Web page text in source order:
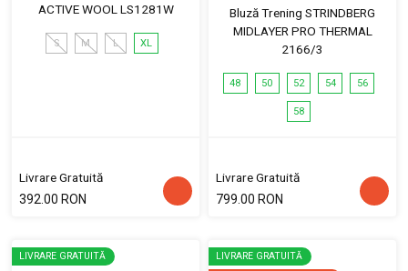
ACTIVE WOOL LS1281W
S M L XL
Livrare Gratuită
392.00 RON
Bluză Trening STRINDBERG
MIDLAYER PRO THERMAL
2166/3
48 50 52 54 56
58
Livrare Gratuită
799.00 RON
LIVRARE GRATUITĂ
LIVRARE GRATUITĂ